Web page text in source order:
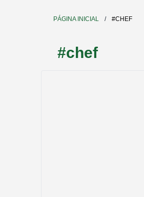
PÁGINA INICIAL / #CHEF
#chef